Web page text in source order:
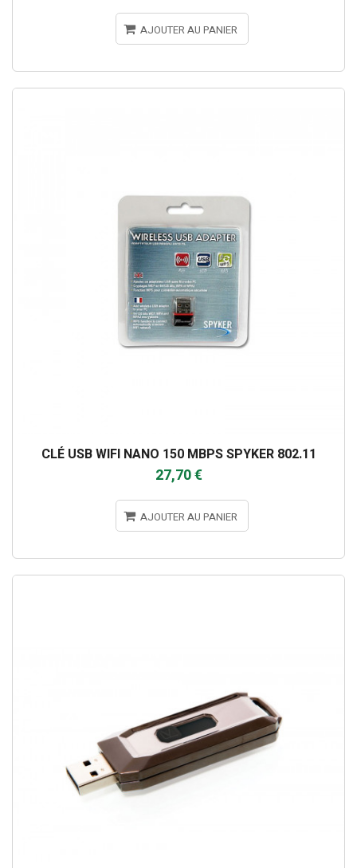
AJOUTER AU PANIER
CLÉ USB WIFI NANO 150 MBPS SPYKER 802.11
27,70 €
AJOUTER AU PANIER